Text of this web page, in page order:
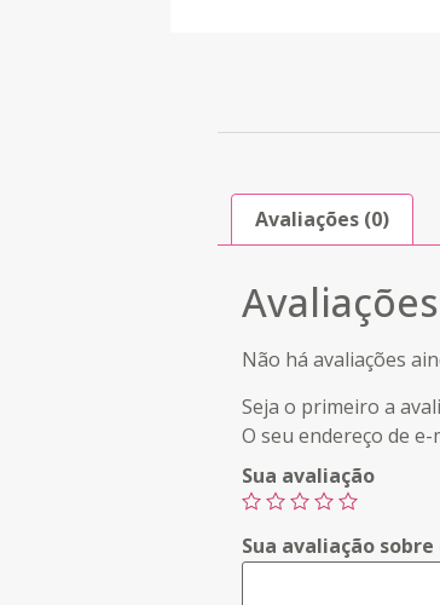
Avaliações (0)
Avaliações
Não há avaliações
Seja o primeiro a
O seu endereço de
Sua avaliação
Sua avaliação